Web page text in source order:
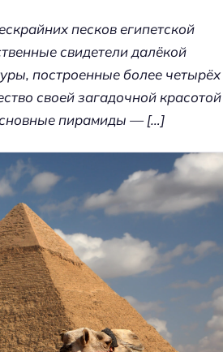
песков египетской
свидетели далёкой
построенные более четырёх
своей загадочной красотой
пирамиды — […]